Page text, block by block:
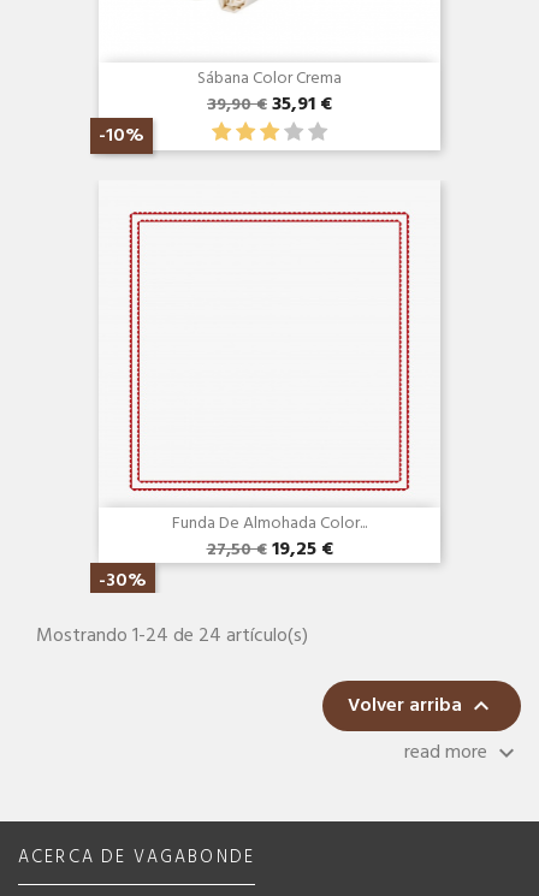
Sábana Color Crema
39,90 €
-10%
35,91 €
Vista rápida
Funda De Almohada Color...
27,50 €
-30%
19,25 €
Mostrando 1-24 de 24 artículo(s)
Volver arriba 
read more keyboard_arrow_down
ACERCA DE VAGABONDE